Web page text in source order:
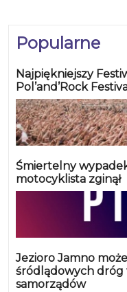
Popularne
Najpiękniejszy
Pol’and’Rock
Śmiertelny
motocyklista zginął
Jezioro Jamno
śródlądowych dróg
samorządów